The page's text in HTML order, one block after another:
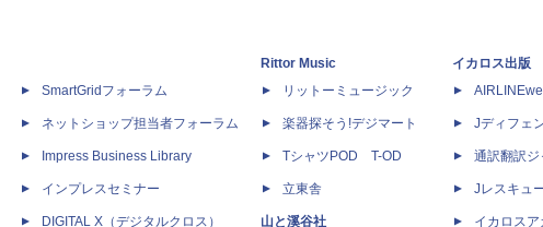
SmartGridフォーラム
ネットショップ担当者フォーラム
Impress Business Library
インプレスセミナー
DIGITAL X（デジタルクロス）
Rittor Music
リットーミュージック
楽器探そう!デジマート
TシャツPOD T-OD
立東舎
山と溪谷社
イカロス出版
Jディフェ
通訳翻訳ジ
Jレスキュ
イカロスア